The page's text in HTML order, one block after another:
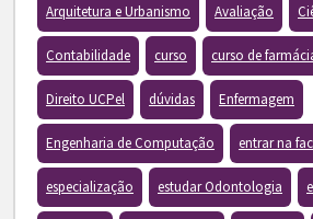
Arquitetura e Urbanismo Avaliação
Contabilidade curso curso de
Direito UCPel dúvidas Enfermagem
Engenharia de Computação entrar na
especialização estudar Odontologia